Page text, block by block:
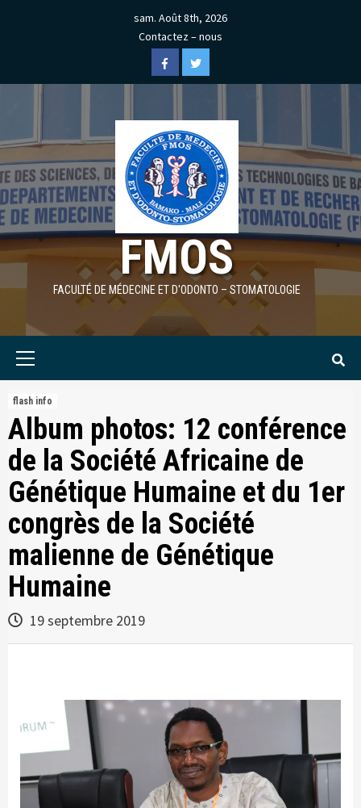
sam. Août 8th, 2026
Contactez – nous
FacebookTwitter
FMOS
FACULTÉ DE MÉDECINE ET D'ODONTO – STOMATOLOGIE
flash info
Album photos: 12 conférence
de la Société Africaine de
Génétique Humaine et du 1er
congrès de la Société
malienne de Génétique
Humaine
19 septembre 2019